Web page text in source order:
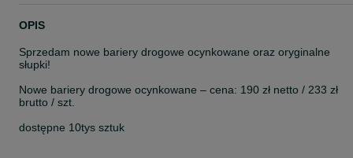
OPIS
Sprzedam nowe bariery drogowe ocynkowane oraz oryginalne
słupki!
Nowe bariery drogowe ocynkowane – cena: 190 zł netto / 233 zł
brutto / szt.
dostępne 10tys sztuk